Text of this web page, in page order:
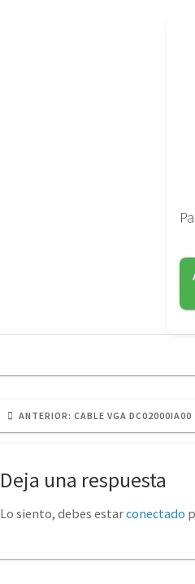
ANTERIOR: POST
CABLE VGA DC02000IA00
Deja una respuesta
Lo siento, debes estarconectado